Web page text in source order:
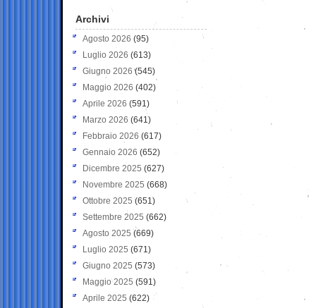
Archivi
Agosto 2026 (95)
Luglio 2026 (613)
Giugno 2026 (545)
Maggio 2026 (402)
Aprile 2026 (591)
Marzo 2026 (641)
Febbraio 2026 (617)
Gennaio 2026 (652)
Dicembre 2025 (627)
Novembre 2025 (668)
Ottobre 2025 (651)
Settembre 2025 (662)
Agosto 2025 (669)
Luglio 2025 (671)
Giugno 2025 (573)
Maggio 2025 (591)
Aprile 2025 (622)